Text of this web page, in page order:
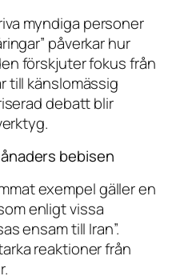
myndiga personer
påverkar hur
förskjuter fokus från
till känslomässig
debatt blir
bebisen
exempel gäller en
enligt vissa
ensam till Iran”.
reaktioner från